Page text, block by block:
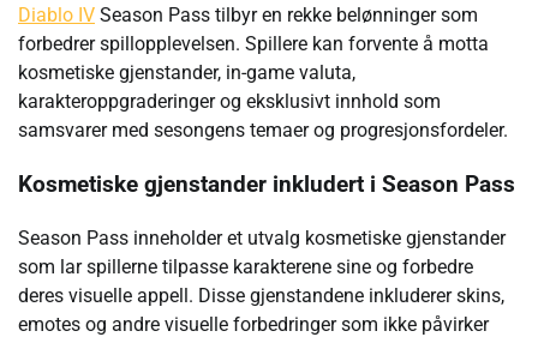
Diablo IV Season Pass tilbyr en rekke belønninger som
forbedrer spillopplevelsen. Spillere kan forvente å motta
kosmetiske gjenstander, in-game valuta,
karakteroppgraderinger og eksklusivt innhold som
samsvarer med sesongens temaer og progresjonsfordeler.
Kosmetiske gjenstander inkludert i Season Pass
Season Pass inneholder et utvalg kosmetiske gjenstander
som lar spillerne tilpasse karakterene sine og forbedre
deres visuelle appell. Disse gjenstandene inkluderer skins,
emotes og andre visuelle forbedringer som ikke påvirker